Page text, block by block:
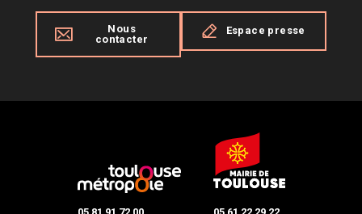
Nous
contacter
Espace presse